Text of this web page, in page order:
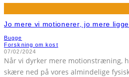
Jo mere vi motionerer, jo mere
Bugge
Forskning om kost
07/02/2024
Når vi dyrker mere motionstræning,
skære ned på vores almindelige